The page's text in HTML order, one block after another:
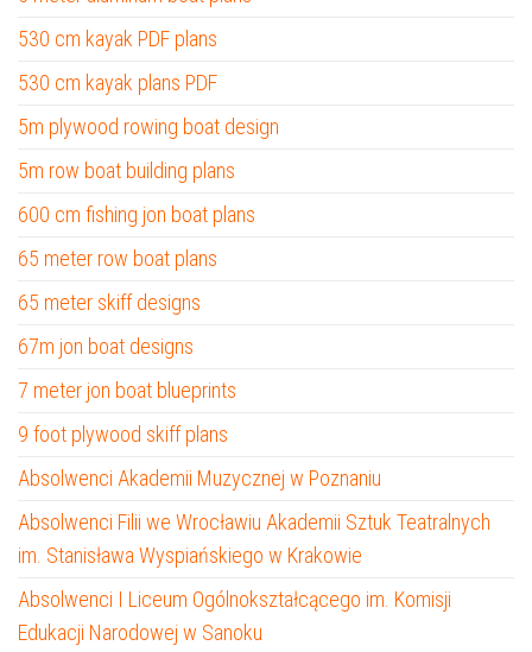
530 cm kayak PDF plans
530 cm kayak plans PDF
5m plywood rowing boat design
5m row boat building plans
600 cm fishing jon boat plans
65 meter row boat plans
65 meter skiff designs
67m jon boat designs
7 meter jon boat blueprints
9 foot plywood skiff plans
Absolwenci Akademii Muzycznej w Poznaniu
Absolwenci Filii we Wrocławiu Akademii Sztuk Teatralnych
im. Stanisława Wyspiańskiego w Krakowie
Absolwenci I Liceum Ogólnokształcącego im. Komisji
Edukacji Narodowej w Sanoku